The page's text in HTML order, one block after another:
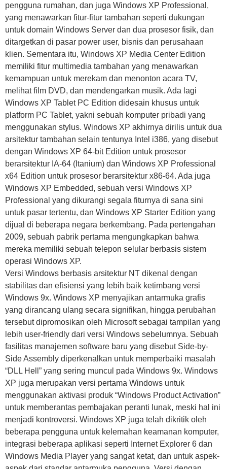
pengguna rumahan, dan juga Windows XP Professional,
yang menawarkan fitur-fitur tambahan seperti dukungan
untuk domain Windows Server dan dua prosesor fisik, dan
ditargetkan di pasar power user, bisnis dan perusahaan
klien. Sementara itu, Windows XP Media Center Edition
memiliki fitur multimedia tambahan yang menawarkan
kemampuan untuk merekam dan menonton acara TV,
melihat film DVD, dan mendengarkan musik. Ada lagi
Windows XP Tablet PC Edition didesain khusus untuk
platform PC Tablet, yakni sebuah komputer pribadi yang
menggunakan stylus. Windows XP akhirnya dirilis untuk dua
arsitektur tambahan selain tentunya Intel i386, yang disebut
dengan Windows XP 64-bit Edition untuk prosesor
berarsitektur IA-64 (Itanium) dan Windows XP Professional
x64 Edition untuk prosesor berarsitektur x86-64. Ada juga
Windows XP Embedded, sebuah versi Windows XP
Professional yang dikurangi segala fiturnya di sana sini
untuk pasar tertentu, dan Windows XP Starter Edition yang
dijual di beberapa negara berkembang. Pada pertengahan
2009, sebuah pabrik pertama mengungkapkan bahwa
mereka memiliki sebuah telepon selular berbasis sistem
operasi Windows XP.
Versi Windows berbasis arsitektur NT dikenal dengan
stabilitas dan efisiensi yang lebih baik ketimbang versi
Windows 9x. Windows XP menyajikan antarmuka grafis
yang dirancang ulang secara signifikan, hingga perubahan
tersebut dipromosikan oleh Microsoft sebagai tampilan yang
lebih user-friendly dari versi Windows sebelumnya. Sebuah
fasilitas manajemen software baru yang disebut Side-by-
Side Assembly diperkenalkan untuk memperbaiki masalah
“DLL Hell” yang sering muncul pada Windows 9x. Windows
XP juga merupakan versi pertama Windows untuk
menggunakan aktivasi produk “Windows Product Activation”
untuk memberantas pembajakan peranti lunak, meski hal ini
menjadi kontroversi. Windows XP juga telah dikritik oleh
beberapa pengguna untuk kelemahan keamanan komputer,
integrasi beberapa aplikasi seperti Internet Explorer 6 dan
Windows Media Player yang sangat ketat, dan untuk aspek-